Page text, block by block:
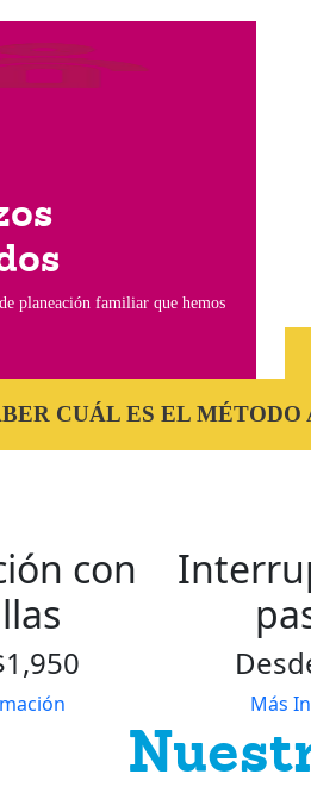
planeación familiar que hemos
CUÁL ES EL
con
Más